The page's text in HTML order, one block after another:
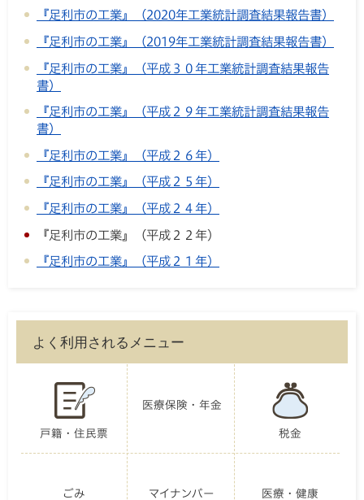
『足利市の工業』（2020年工業統計調査結果報告書）
『足利市の工業』（2019年工業統計調査結果報告書）
『足利市の工業』（平成３０年工業統計調査結果報告
書）
『足利市の工業』（平成２９年工業統計調査結果報告
書）
『足利市の工業』（平成２６年）
『足利市の工業』（平成２５年）
『足利市の工業』（平成２４年）
『足利市の工業』（平成２２年）
『足利市の工業』（平成２１年）
よく利用されるメニュー
戸籍・住民票
医療保険・年金
税金
ごみ マイナンバー 医療・健康